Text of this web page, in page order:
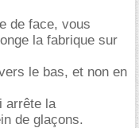
de face, vous
la fabrique sur
le bas, et non en
arrête la
de glaçons.